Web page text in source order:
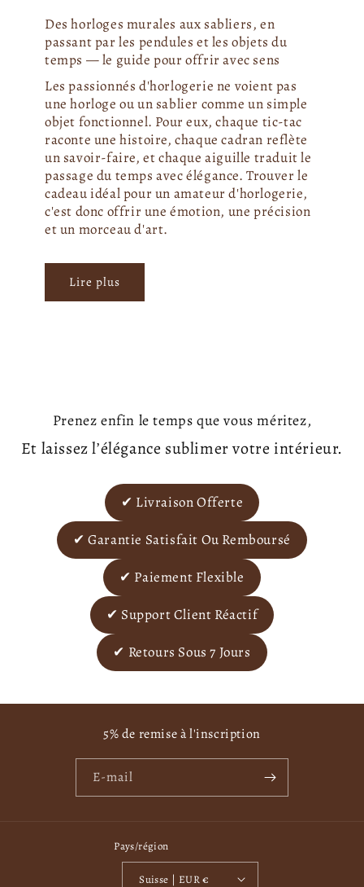
Des horloges murales aux sabliers, en
passant par les pendules et les objets du
temps — le guide pour offrir avec sens
Les passionnés d'horlogerie ne voient pas
une horloge ou un sablier comme un simple
objet fonctionnel. Pour eux, chaque tic-tac
raconte une histoire, chaque cadran reflète
un savoir-faire, et chaque aiguille traduit le
passage du temps avec élégance. Trouver le
cadeau idéal pour un amateur d'horlogerie,
c'est donc offrir une émotion, une précision
et un morceau d'art.
Lire plus
Prenez enfin le temps que vous méritez,
Et laissez l’élégance sublimer votre intérieur.
✔ Livraison Offerte
✔ Garantie Satisfait Ou Remboursé
✔ Paiement Flexible
✔ Support Client Réactif
✔ Retours Sous 7 Jours
5% de remise à l'inscription
E-mail
Pays/région
Suisse | EUR €